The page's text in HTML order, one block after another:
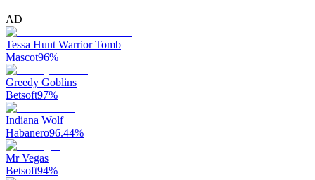
AD
Tessa Hunt Warrior Tomb
Mascot96%
Greedy Goblins
Betsoft97%
Indiana Wolf
Habanero96.44%
Mr Vegas
Betsoft94%